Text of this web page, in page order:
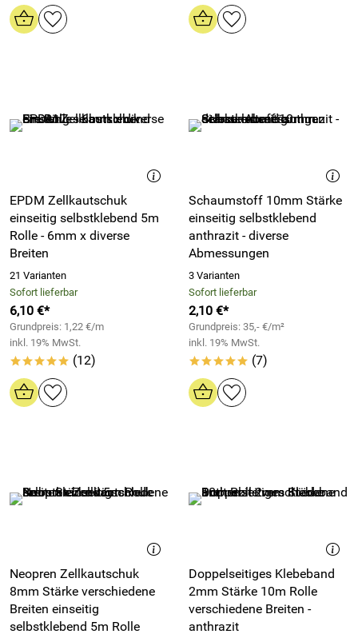
EPDM Zellkautschuk
einseitig selbstklebend 5m
Rolle - 6mm x diverse
Breiten
21 Varianten
Sofort lieferbar
6,10 €*
Grundpreis: 1,22 €/m
inkl. 19% MwSt.
***** (12)
Schaumstoff 10mm Stärke
einseitig selbstklebend
anthrazit - diverse
Abmessungen
3 Varianten
Sofort lieferbar
2,10 €*
Grundpreis: 35,- €/m²
inkl. 19% MwSt.
***** (7)
Neopren Zellkautschuk
8mm Stärke verschiedene
Breiten einseitig
selbstklebend 5m Rolle
Doppelseitiges Klebeband
2mm Stärke 10m Rolle
verschiedene Breiten -
anthrazit